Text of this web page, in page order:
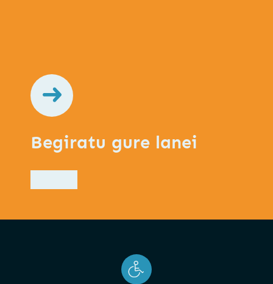
Begiratu gure lanei